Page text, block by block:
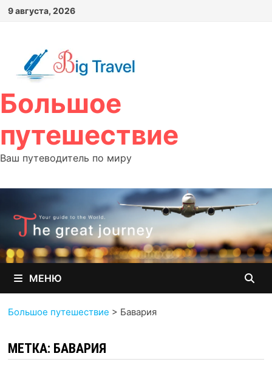
Перейти
9 августа, 2026
Большое
путешествие
Ваш путеводитель по миру
МЕНЮ
Большое путешествие > Бавария
МЕТКА: БАВАРИЯ